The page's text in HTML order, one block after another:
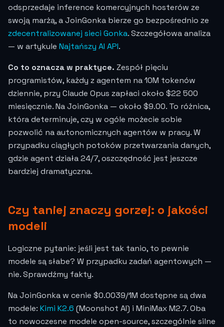
odsprzedaje inference komercyjnych hosterów ze
swoją marżą, a JoinGonka bierze go bezpośrednio ze
zdecentralizowanej sieci Gonka. Szczegółowa analiza
— w artykule Najtańszy AI API.
Co to oznacza w praktyce. Zespół pięciu
programistów, każdy z agentem na 10M tokenów
dziennie, przy Claude Opus zapłaci około $22 500
miesięcznie. Na JoinGonka — około $9.00. To różnica,
która determinuje, czy w ogóle możecie sobie
pozwolić na autonomicznych agentów w pracy. W
przypadku ciągłych potoków przetwarzania danych,
gdzie agent działa 24/7, oszczędność jest jeszcze
bardziej dramatyczna.
Czy taniej znaczy gorzej: o jakości
modeli
Logiczne pytanie: jeśli jest tak tanio, to pewnie
modele są słabe? W przypadku zadań agentowych —
nie. Sprawdźmy fakty.
Na JoinGonka w cenie $0.0039/1M dostępne są dwa
modele: Kimi K2.6 (Moonshot AI) i MiniMax M2.7. Oba
to nowoczesne modele open-source, szczególnie silne